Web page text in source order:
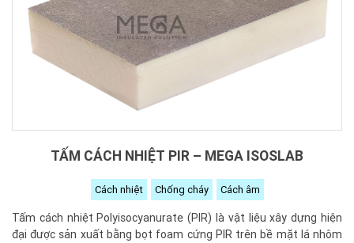
TẤM CÁCH NHIỆT PIR – MEGA ISOSLAB
Cách nhiệt Chống cháy Cách âm
Tấm cách nhiệt Polyisocyanurate (PIR) là vật liệu xây dựng hiện
đại được sản xuất bằng bọt foam cứng PIR trên bề mặt lá nhôm